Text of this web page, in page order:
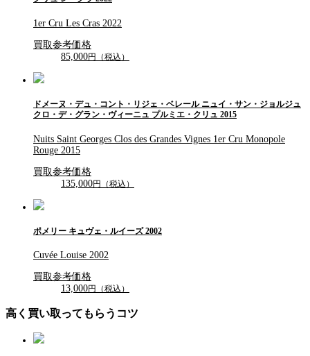
1er Cru Les Cras 2022
買取参考価格
85,000円（税込）
ドメーヌ・デュ・コント・リジェ・ベレール ニュイ・サン・ジョルジュ
クロ・デ・グラン・ヴィーニュ プルミエ・クリュ 2015
Nuits Saint Georges Clos des Grandes Vignes 1er Cru Monopole
Rouge 2015
買取参考価格
135,000円（税込）
ポメリー キュヴェ・ルイーズ 2002
Cuvée Louise 2002
買取参考価格
13,000円（税込）
高く買い取ってもらうコツ